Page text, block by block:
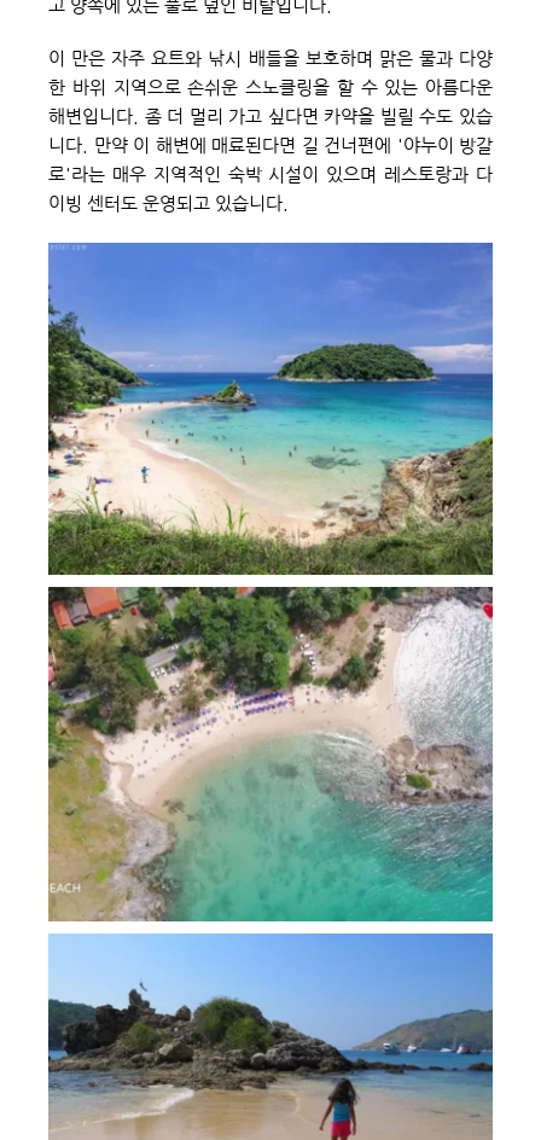
고 양쪽에 있는 풀로 덮인 비탈입니다.
이 만은 자주 요트와 낚시 배들을 보호하며 맑은 물과 다양
한 바위 지역으로 손쉬운 스노클링을 할 수 있는 아름다운
해변입니다. 좀 더 멀리 가고 싶다면 카약을 빌릴 수도 있습
니다. 만약 이 해변에 매료된다면 길 건너편에 '야누이 방갈
로'라는 매우 지역적인 숙박 시설이 있으며 레스토랑과 다
이빙 센터도 운영되고 있습니다.